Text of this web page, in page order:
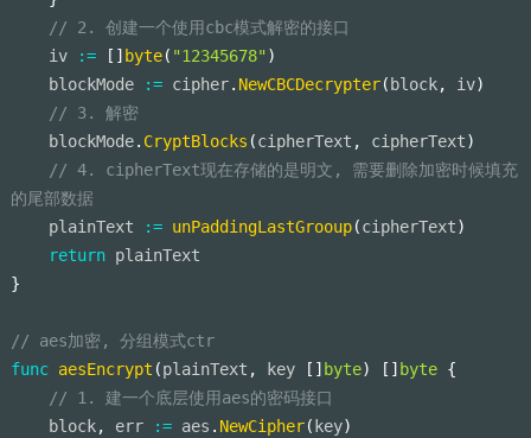
// 2. 创建一个使用cbc模式解密的接口
    iv
:= [ ]byte( "12345678" )
    blockMode
:= cipher. NewCBCDecrypter(block, iv)
// 3. 解密
    blockMode
. CryptBlocks (cipherText , cipherText)
// 4. cipherText现在存储的是明文, 需要删除加密时候填充
的尾部数据
    plainText
:= unPaddingLastGrooup(cipherText)
return plainText
}
// aes加密, 分组模式ctr
func aesEncrypt (plainText , key [ ]byte) [ ]byte {
// 1. 建一个底层使用aes的密码接口
    block
, err := aes . NewCipher(key)